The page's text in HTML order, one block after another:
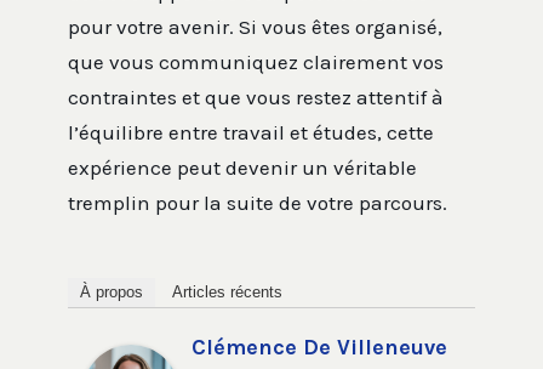
pour votre avenir. Si vous êtes organisé,
que vous communiquez clairement vos
contraintes et que vous restez attentif à
l’équilibre entre travail et études, cette
expérience peut devenir un véritable
tremplin pour la suite de votre parcours.
À propos Articles récents
Clémence De Villeneuve